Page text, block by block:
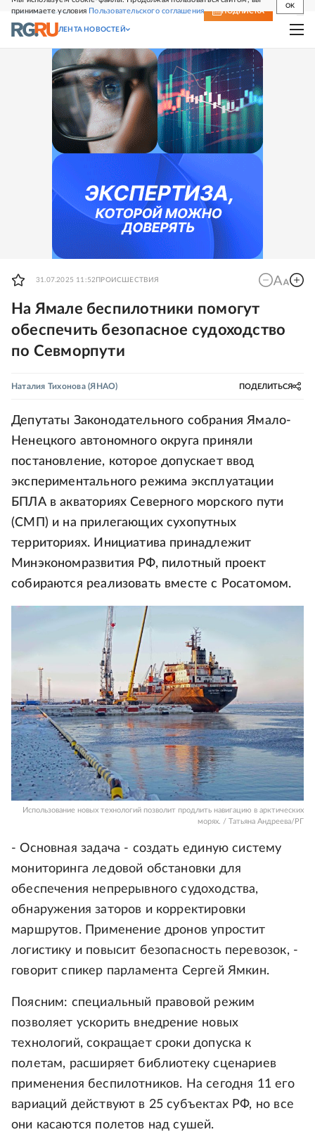
принимаете условия Пользовательского соглашения
OK
СВЕЖИЙ НОМЕР ПОДПИСКА
ЛЕНТА НОВОСТЕЙ
31.07.2025 11:52 ПРОИСШЕСТВИЯ
На Ямале беспилотники помогут
обеспечить безопасное судоходство
по Севморпути
Наталия Тихонова(ЯНАО) ПОДЕЛИТЬСЯ
Депутаты Законодательного собрания Ямало-
Ненецкого автономного округа приняли
постановление, которое допускает ввод
экспериментального режима эксплуатации
БПЛА в акваториях Северного морского пути
(СМП) и на прилегающих сухопутных
территориях. Инициатива принадлежит
Минэкономразвития РФ, пилотный проект
собираются реализовать вместе с Росатомом.
Использование новых технологий позволит продлить навигацию в арктических
морях. / Татьяна Андреева/РГ
- Основная задача - создать единую систему
мониторинга ледовой обстановки для
обеспечения непрерывного судоходства,
обнаружения заторов и корректировки
маршрутов. Применение дронов упростит
логистику и повысит безопасность перевозок, -
говорит спикер парламента Сергей Ямкин.
Поясним: специальный правовой режим
позволяет ускорить внедрение новых
технологий, сокращает сроки допуска к
полетам, расширяет библиотеку сценариев
применения беспилотников. На сегодня 11 его
вариаций действуют в 25 субъектах РФ, но все
они касаются полетов над сушей.